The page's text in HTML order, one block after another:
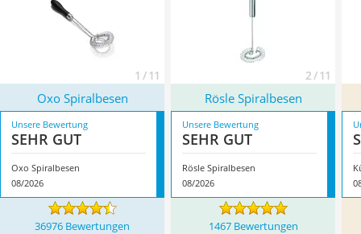
1 / 11 2 / 11
Oxo Spiralbesen Rösle Spiralbesen
Unsere Bewertung
SEHR GUT
Oxo Spiralbesen
08/2026
Unsere Bewertung
SEHR GUT
Rösle Spiralbesen
08/2026
36976 Bewertungen 1467 Bewertungen